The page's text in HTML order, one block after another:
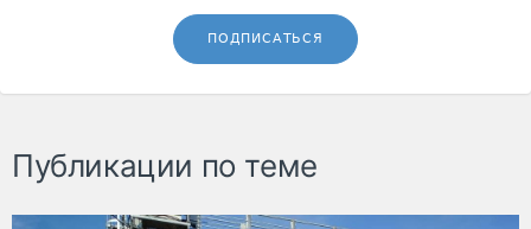
ПОДПИСАТЬСЯ
Публикации по теме